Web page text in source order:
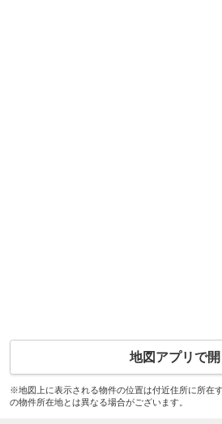
地図アプリで開
※地図上に表示される物件の位置は付近住所に所在
の物件所在地とは異なる場合がございます。